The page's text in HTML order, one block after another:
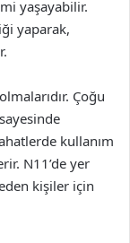
yaşayabilir.
yaparak,
Çoğu
kullanım
N11’de yer
kişiler için